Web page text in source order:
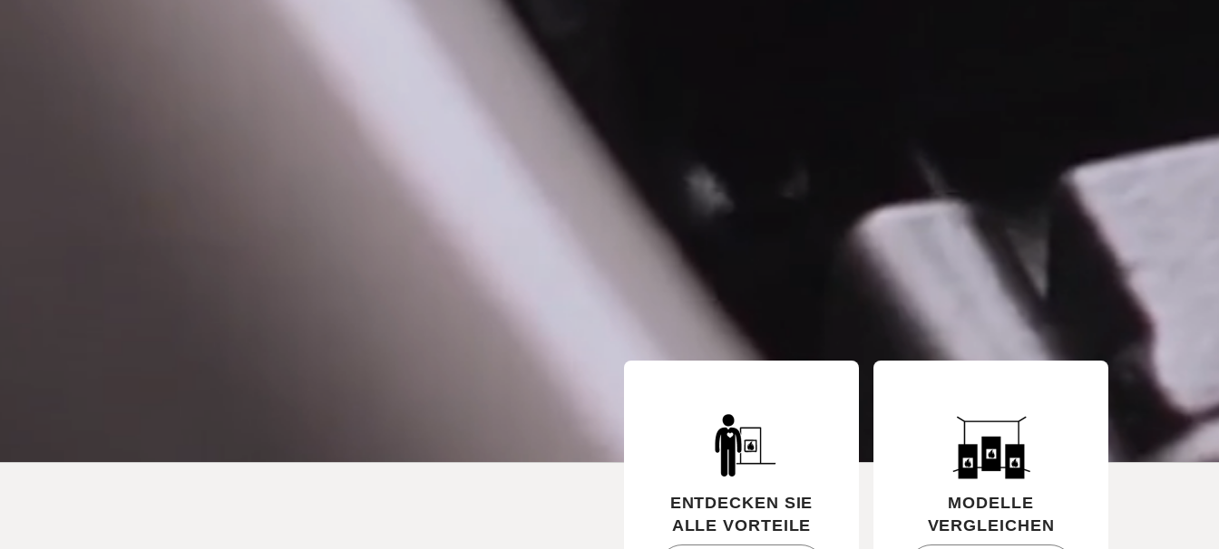
ENTDECKEN SIE
ALLE VORTEILE
MODELLE
VERGLEICHEN